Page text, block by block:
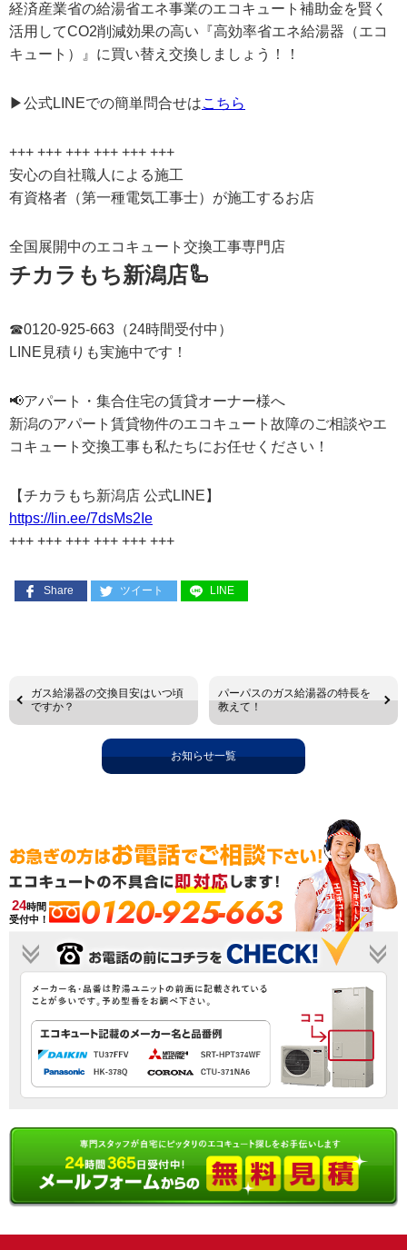
経済産業省の給湯省エネ事業のエコキュート補助金を賢く
活用してCO2削減効果の高い『高効率省エネ給湯器（エコ
キュート）』に買い替え交換しましょう！！
▶公式LINEでの簡単問合せはこちら
+++ +++ +++ +++ +++ +++
安心の自社職人による施工
有資格者（第一種電気工事士）が施工するお店
全国展開中のエコキュート交換工事専門店
チカラもち新潟店🦾
☎0120-925-663（24時間受付中）
LINE見積りも実施中です！
📢アパート・集合住宅の賃貸オーナー様へ
新潟のアパート賃貸物件のエコキュート故障のご相談やエ
コキュート交換工事も私たちにお任せください！
【チカラもち新潟店 公式LINE】
https://lin.ee/7dsMs2Ie
+++ +++ +++ +++ +++ +++
Share ツイート LINE
ガス給湯器の交換目安はいつ頃
ですか？
パーパスのガス給湯器の特長を
教えて！
お知らせ一覧
24時間
受付中！
0120-925-663